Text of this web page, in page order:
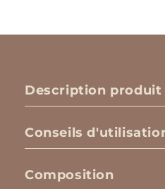
Description produit
Conseils
Composition